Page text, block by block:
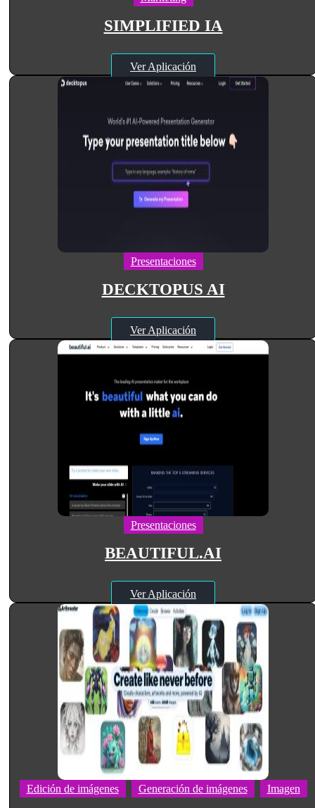
SIMPLIFIED IA
Ver Aplicación
Presentaciones
DECKTOPUS AI
Ver Aplicación
Presentaciones
BEAUTIFUL.AI
Ver Aplicación
Edición de imágenes Generación de imágenes Imagen